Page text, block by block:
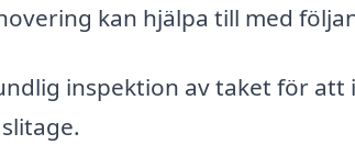
kan hjälpa till med
inspektion av taket för att